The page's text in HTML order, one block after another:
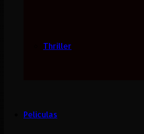
Thriller
Peliculas